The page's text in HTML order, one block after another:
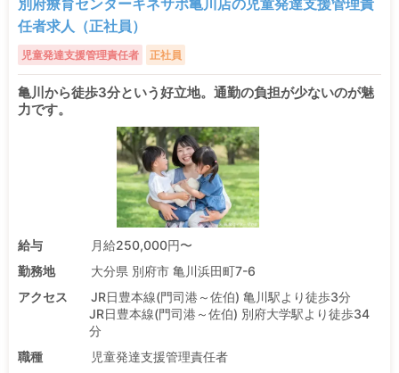
別府療育センターキネサポ亀川店の児童発達支援管理責
任者求人（正社員）
児童発達支援管理責任者 正社員
亀川から徒歩3分という好立地。通勤の負担が少ないのが魅
力です。
給与
月給250,000円〜
勤務地
大分県 別府市 亀川浜田町7-6
アクセス
JR日豊本線(門司港～佐伯) 亀川駅より徒歩3分
JR日豊本線(門司港～佐伯) 別府大学駅より徒歩34
分
職種
児童発達支援管理責任者